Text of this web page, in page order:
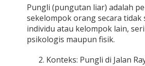
Pungli (pungutan liar) adalah
sekelompok orang secara
individu atau kelompok lain,
psikologis maupun fisik.
Konteks: Pungli di Jalan